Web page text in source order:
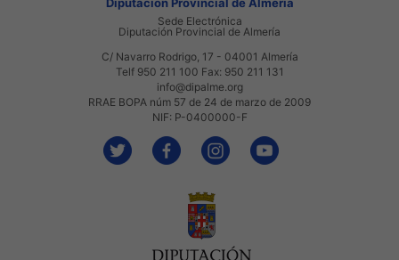
Sede Electrónica
Diputación Provincial de Almería
C/ Navarro Rodrigo, 17 - 04001 Almería
Telf 950 211 100 Fax: 950 211 131
info@dipalme.org
RRAE BOPA núm 57 de 24 de marzo de 2009
NIF: P-0400000-F